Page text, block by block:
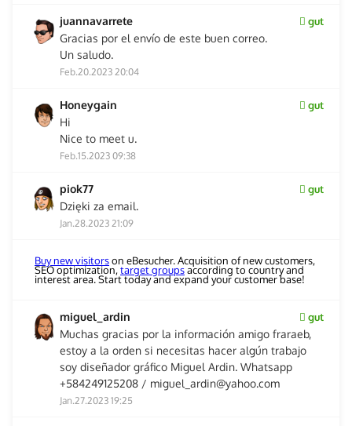
juannavarrete gut
Gracias por el envío de este buen correo.
Un saludo.
Feb.20.2023 20:04
Honeygain gut
Hi
Nice to meet u.
Feb.15.2023 09:38
piok77 gut
Dzięki za email.
Jan.28.2023 21:09
Buy new visitorson eBesucher. Acquisition of new customers,
SEO optimization,target groupsaccording to country and
interest area. Start today and expand your customer base!
miguel_ardin gut
Muchas gracias por la información amigo fraraeb,
estoy a la orden si necesitas hacer algún trabajo
soy diseñador gráfico Miguel Ardin. Whatsapp
+584249125208 / miguel_ardin@yahoo.com
Jan.27.2023 19:25